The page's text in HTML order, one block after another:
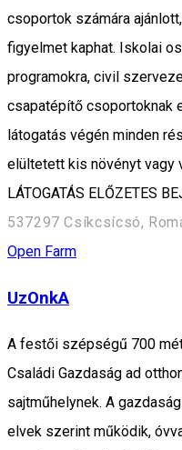
csoportok számára
figyelmet kaphat. Iskolai
programokra, civil
csapatépítő csoportoknak
látogatás végén minden
elültetett kis növényt vagy
LÁTOGATÁS ELŐZETES
537297 Csíkcsícsó,
Open Farm
UzOnkA
A festői szépségű 700
Családi Gazdaság ad
sajtműhelynek. A
elvek szerint működik,